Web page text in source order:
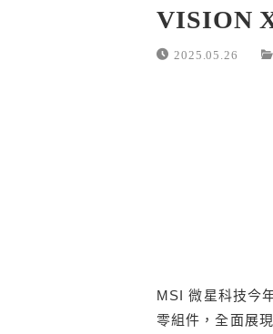
VISION
2025.05.26
MSI 微星科技今
零組件，全面展